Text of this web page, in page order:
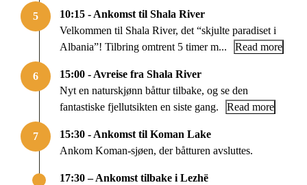
5
10:15 - Ankomst til Shala River
Velkommen til Shala River, det “skjulte paradiset i
Albania”! Tilbring omtrent 5 timer m...
Read more
6
15:00 - Avreise fra Shala River
Nyt en naturskjønn båttur tilbake, og se den
fantastiske fjellutsikten en siste gang.
Read more
7
15:30 - Ankomst til Koman Lake
Ankom Koman-sjøen, der båtturen avsluttes.
17:30 – Ankomst tilbake i Lezhë